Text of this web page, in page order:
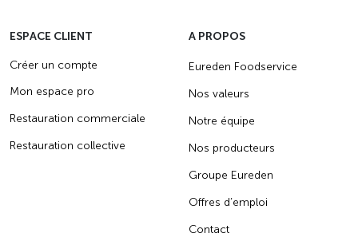
ESPACE CLIENT
Créer un compte
Mon espace pro
Restauration commerciale
Restauration collective
A PROPOS
Eureden Foodservice
Nos valeurs
Notre équipe
Nos producteurs
Groupe Eureden
Offres d’emploi
Contact